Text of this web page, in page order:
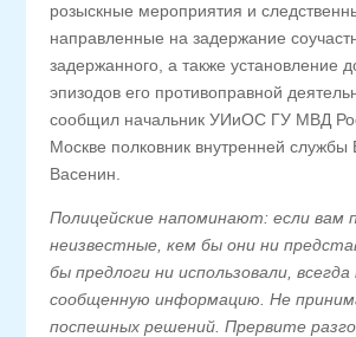
розыскные мероприятия и
направленные на задержание
задержанного, а также установление
эпизодов его противоправной
сообщил начальник УИиОС ГУ МВД
Москве полковник внутренней
Васенин.
Полицейские напоминают: если вам
неизвестные, кем бы они ни
бы предлоги ни использовали,
сообщенную информацию. Не
поспешных решений. Прервите